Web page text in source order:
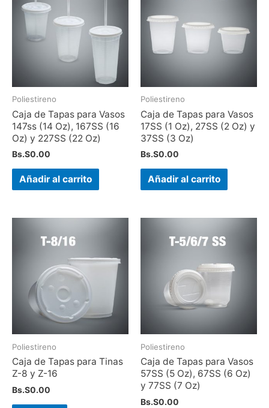
Poliestireno
Caja de Tapas para Vasos
147ss (14 Oz), 167SS (16
Oz) y 227SS (22 Oz)
Bs.S0.00
Añadir al carrito
Poliestireno
Caja de Tapas para Vasos
17SS (1 Oz), 27SS (2 Oz) y
37SS (3 Oz)
Bs.S0.00
Añadir al carrito
Poliestireno
Caja de Tapas para Tinas
Z-8 y Z-16
Bs.S0.00
Poliestireno
Caja de Tapas para Vasos
57SS (5 Oz), 67SS (6 Oz)
y 77SS (7 Oz)
Bs.S0.00